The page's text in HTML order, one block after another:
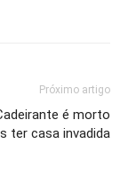
Próximo artigo
é morto
ter casa invadida